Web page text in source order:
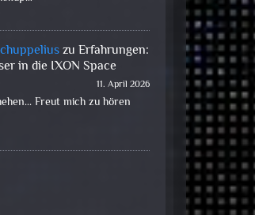
zuErfahrungen:
in die IXON Space
11. April 2026
Freut mich zu hören